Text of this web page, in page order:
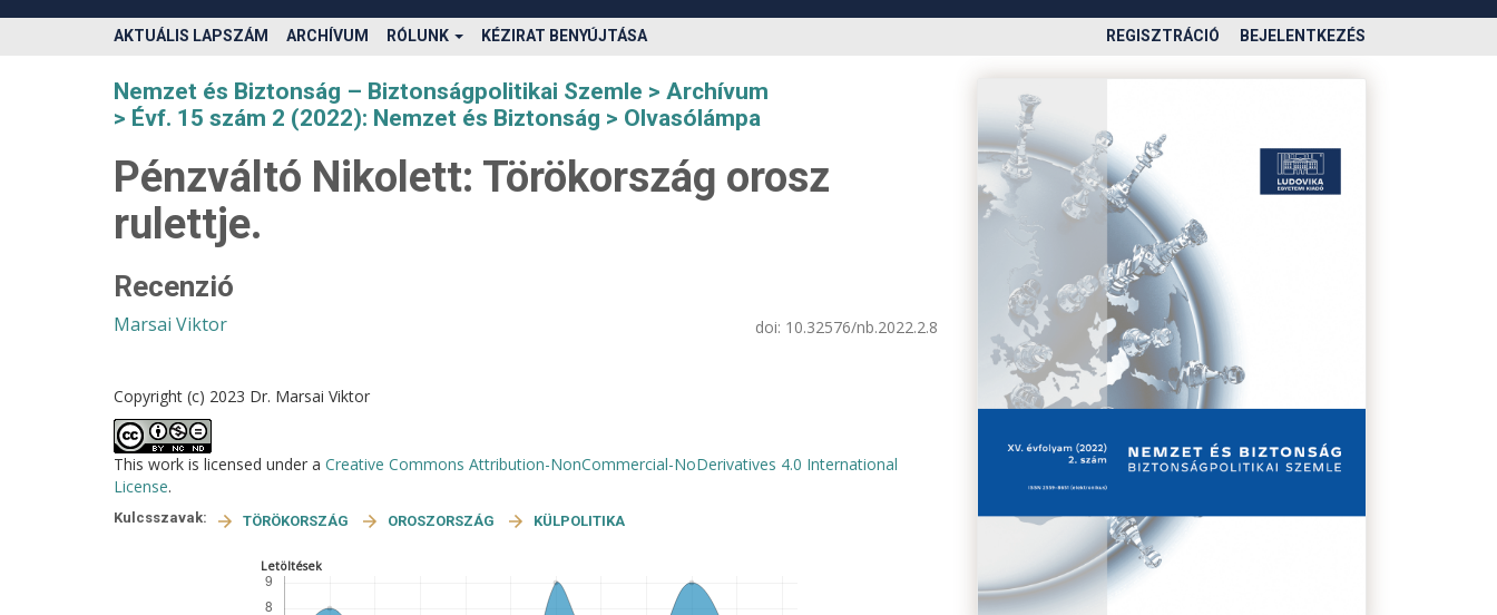
AKTUÁLIS LAPSZÁM ARCHÍVUM RÓLUNK KÉZIRAT BENYÚJTÁSA REGISZTRÁCIÓ BEJELENTKEZÉS
Nemzet és Biztonság – Biztonságpolitikai Szemle
Archívum
Évf. 15 szám 2 (2022): Nemzet és Biztonság
Olvasólámpa
Pénzváltó Nikolett: Törökország orosz
rulettje.
Recenzió
Marsai Viktor doi: 10.32576/nb.2022.2.8
Copyright (c) 2023 Dr. Marsai Viktor
This work is licensed under a Creative Commons Attribution-NonCommercial-NoDerivatives 4.0 International
License.
Kulcsszavak: TÖRÖKORSZÁG OROSZORSZÁG KÜLPOLITIKA
Letöltések